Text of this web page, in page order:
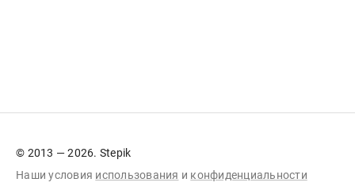
© 2013 — 2026. Stepik
Наши условия использования и конфиденциальности